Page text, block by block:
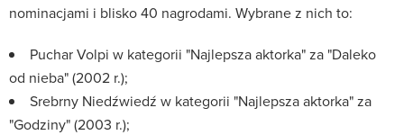
nominacjami i blisko 40 nagrodami. Wybrane z nich to:
Puchar Volpi w kategorii "Najlepsza aktorka" za "Daleko
od nieba" (2002 r.);
Srebrny Niedźwiedź w kategorii "Najlepsza aktorka" za
"Godziny" (2003 r.);